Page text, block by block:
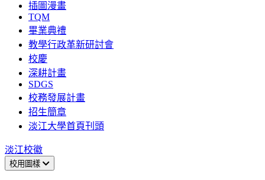
插圖漫畫
TQM
畢業典禮
教學行政革新研討會
校慶
深耕計畫
SDGS
校務發展計畫
招生簡章
淡江大學首頁刊頭
淡江校徽
校用圖樣